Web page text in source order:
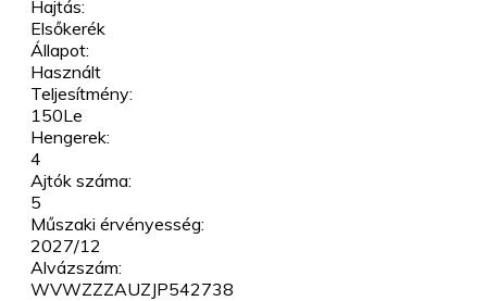
Hajtás:
Elsőkerék
Állapot:
Használt
Teljesítmény:
150Le
Hengerek:
4
Ajtók száma:
5
Műszaki érvényesség:
2027/12
Alvázszám:
WVWZZZAUZJP542738